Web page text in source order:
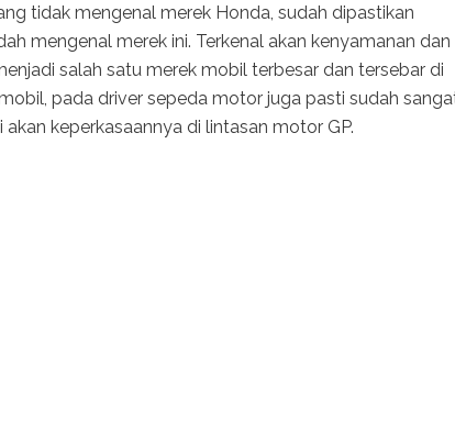
tidak mengenal merek Honda, sudah dipastikan
mengenal merek ini. Terkenal akan kenyamanan dan
salah satu merek mobil terbesar dan tersebar di
pada driver sepeda motor juga pasti sudah
keperkasaannya di lintasan motor GP.